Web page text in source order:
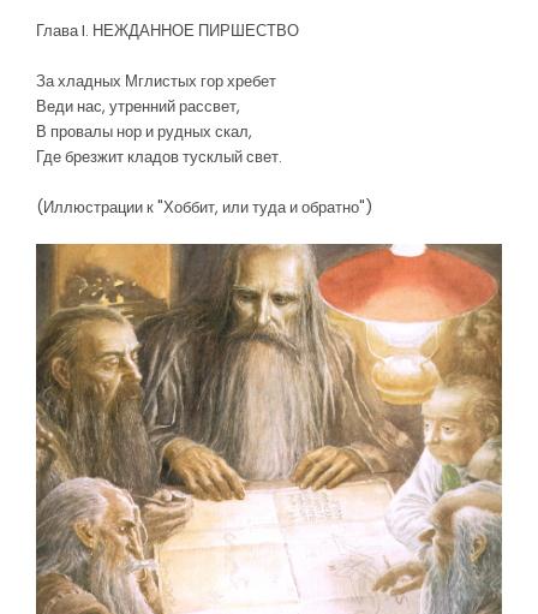
Глава I. НЕЖДАННОЕ ПИРШЕСТВО
За хладных Мглистых гор хребет
Веди нас, утренний рассвет,
В провалы нор и рудных скал,
Где брезжит кладов тусклый свет.
(Иллюстрации к "Хоббит, или туда и обратно")